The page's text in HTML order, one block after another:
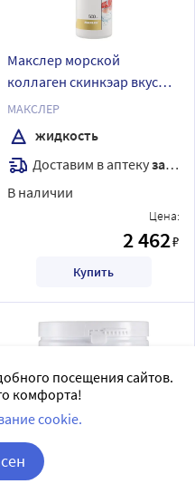
Макслер морской
коллаген скинкэар вкус
клубника жидкость 500 мл
МАКСЛЕР
жидкость
Доставим в аптекузавтра
В наличии
Цена:
2 462₽
Купить
Natural health
посещения сайтов.
комфорта!
cookie.